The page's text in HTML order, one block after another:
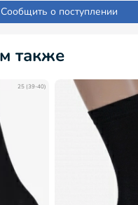
Сообщить о поступлении
также
25 (39-40)